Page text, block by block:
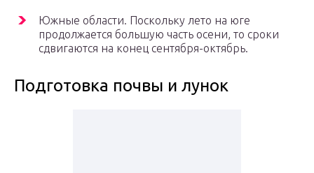
Южные области. Поскольку лето на юге
продолжается большую часть осени, то сроки
сдвигаются на конец сентября-октябрь.
Подготовка почвы и лунок